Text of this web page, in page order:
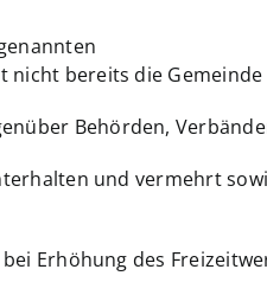
nicht bereits die
Behörden,
und vermehrt
Erhöhung des